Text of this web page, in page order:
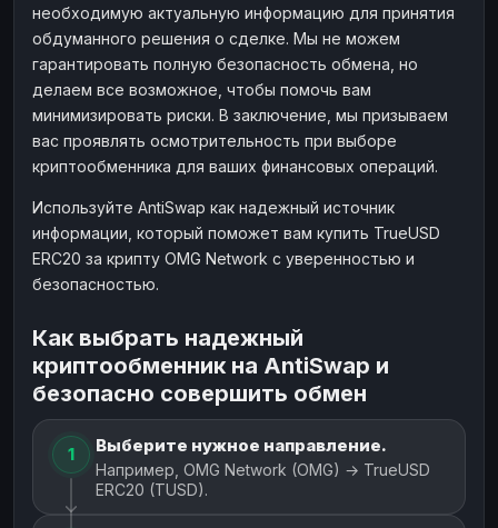
необходимую актуальную информацию для принятия
обдуманного решения о сделке. Мы не можем
гарантировать полную безопасность обмена, но
делаем все возможное, чтобы помочь вам
минимизировать риски. В заключение, мы призываем
вас проявлять осмотрительность при выборе
криптообменника для ваших финансовых операций.
Используйте AntiSwap как надежный источник
информации, который поможет вам купить TrueUSD
ERC20 за крипту OMG Network с уверенностью и
безопасностью.
Как выбрать надежный
криптообменник на AntiSwap и
безопасно совершить обмен
1 Выберите нужное направление.
Например, OMG Network (OMG) → TrueUSD
ERC20 (TUSD).